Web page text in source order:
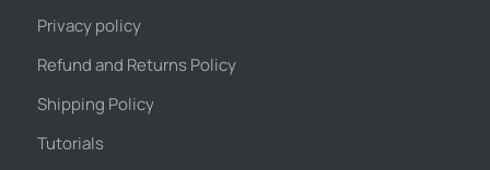
Privacy policy
Refund and Returns Policy
Shipping Policy
Tutorials